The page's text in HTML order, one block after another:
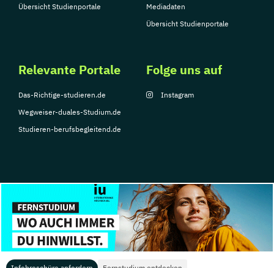
Übersicht Studienportale
Mediadaten
Übersicht Studienportale
Relevante Portale
Das-Richtige-studieren.de
Wegweiser-duales-Studium.de
Studieren-berufsbegleitend.de
Folge uns auf
Instagram
© Copyright 2026, TarGroup Media GmbH
Impressum
Datenschutzerklärung Nutzungsbedingungen